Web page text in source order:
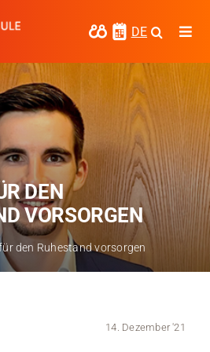
DE
DEN
VORSORGEN
den Ruhestand vorsorgen
14. Dezember '21